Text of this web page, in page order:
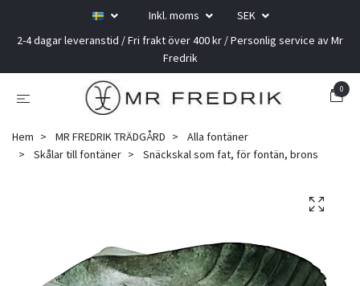
Inkl. moms
SEK
2-4 dagar leveranstid / Fri frakt över 400 kr / Personlig service av Mr
Fredrik
0
Hem MR FREDRIK TRÄDGÅRD
Alla fontäner
Skålar till fontäner
Snäckskal som fat, för fontän, brons